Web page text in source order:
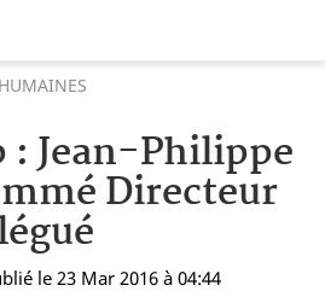
: Jean-Philippe
Directeur
le 23 Mar 2016 à 04:44